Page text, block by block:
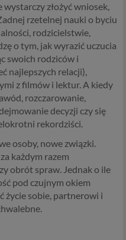
złożyć wniosek,
rzetelnej nauki o byciu
rodzicielstwie,
o tym, jak wyrazić uczucia
swoich rodziców i
najlepszych relacji),
z filmów i lektur. A kiedy
rozczarowanie,
decyzji czy się
rekordziści.
osoby, nowe związki.
każdym razem
obrót spraw. Jednak o ile
pod czujnym okiem
życie sobie, partnerowi i